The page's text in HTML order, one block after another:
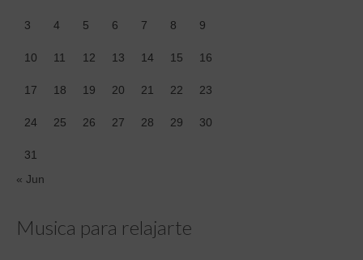
3 4 5 6 7 8 9
10 11 12 13 14 15 16
17 18 19 20 21 22 23
24 25 26 27 28 29 30
31
« Jun
Musica para relajarte